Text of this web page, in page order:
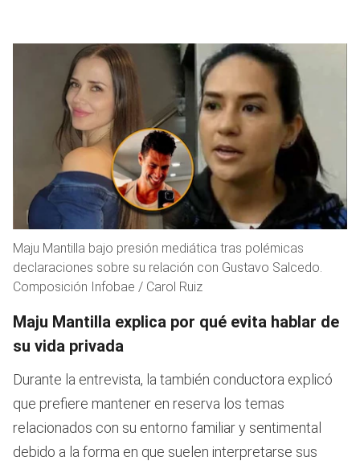
Maju Mantilla bajo presión mediática tras polémicas
declaraciones sobre su relación con Gustavo Salcedo.
Composición Infobae / Carol Ruiz
Maju Mantilla explica por qué evita hablar de
su vida privada
Durante la entrevista, la también conductora explicó
que prefiere mantener en reserva los temas
relacionados con su entorno familiar y sentimental
debido a la forma en que suelen interpretarse sus